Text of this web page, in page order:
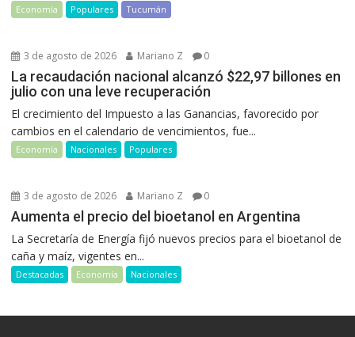
Economía Populares Tucumán
3 de agosto de 2026 Mariano Z 0
La recaudación nacional alcanzó $22,97 billones en
julio con una leve recuperación
El crecimiento del Impuesto a las Ganancias, favorecido por
cambios en el calendario de vencimientos, fue...
Economía Nacionales Populares
3 de agosto de 2026 Mariano Z 0
Aumenta el precio del bioetanol en Argentina
La Secretaría de Energía fijó nuevos precios para el bioetanol de
caña y maíz, vigentes en...
Destacadas Economía Nacionales